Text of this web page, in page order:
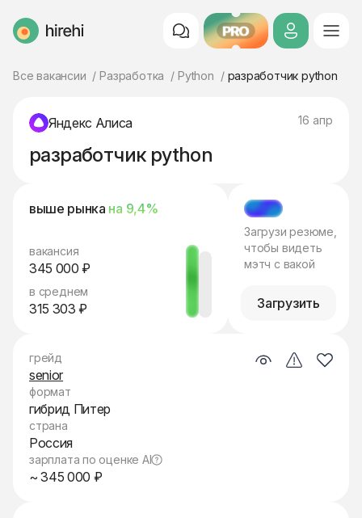
HireHi PRO
Все вакансии Разработка Python разработчик python
Яндекс Алиса 16 апр
разработчик python
выше рынка на 9,4%
вакансия
345 000 ₽
в среднем
315 303 ₽
МЭТЧ
Загрузи резюме,
чтобы видеть
мэтч с вакой
Загрузить
грейд
senior
формат
гибрид Питер
страна
Россия
зарплата по оценке AI
~ 345 000 ₽